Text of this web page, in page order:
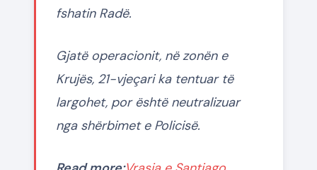
fshatin Radë.
Gjatë operacionit, në zonën e
Krujës, 21-vjeçari ka tentuar të
largohet, por është neutralizuar
nga shërbimet e Policisë.